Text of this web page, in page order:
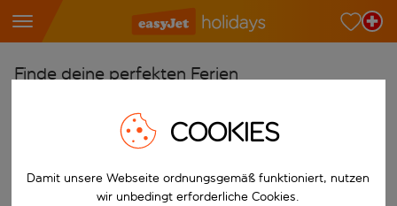
Finde deine perfekten Ferien
Wähle deine Flughäfen
Reiseziele finden
Nach
COOKIES
Damit unsere Webseite ordnungsgemäß funktioniert, nutzen
wir unbedingt erforderliche Cookies.